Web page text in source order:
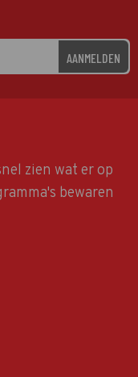
AANMELDEN
zien wat er op
bewaren